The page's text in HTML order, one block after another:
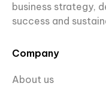
business strategy,
success and
Company
About us